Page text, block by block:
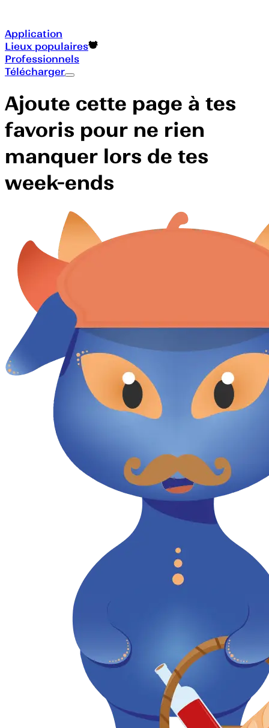
Application
Lieux populaires
Professionnels
Télécharger
Ajoute cette page à tes
favoris pour ne rien
manquer lors de tes
week-ends